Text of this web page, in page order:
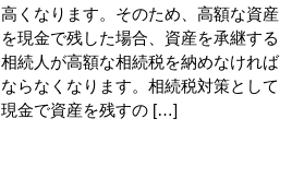
高くなります。そのため、高額な資産
を現金で残した場合、資産を承継する
相続人が高額な相続税を納めなければ
ならなくなります。相続税対策として
現金で資産を残すの […]